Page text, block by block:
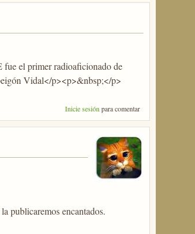
el primer radioaficionado de
Vidal</p><p>&nbsp;</p>
Inicie sesión para comentar
publicaremos encantados.